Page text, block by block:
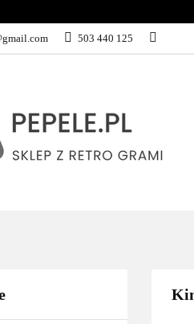
503 440 125
GRY